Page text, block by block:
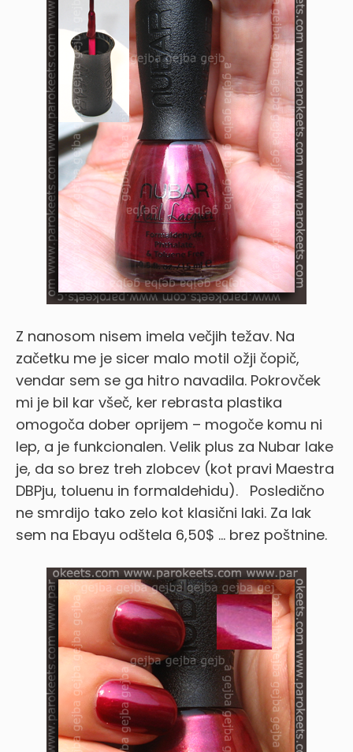
Z nanosom nisem imela večjih težav. Na
začetku me je sicer malo motil ožji čopič,
vendar sem se ga hitro navadila. Pokrovček
mi je bil kar všeč, ker rebrasta plastika
omogoča dober oprijem – mogoče komu ni
lep, a je funkcionalen. Velik plus za Nubar lake
je, da so brez treh zlobcev (kot pravi Maestra
DBPju, toluenu in formaldehidu).
Posledično
ne smrdijo tako zelo kot klasični laki. Za lak
sem na Ebayu odštela 6,50$ … brez poštnine.